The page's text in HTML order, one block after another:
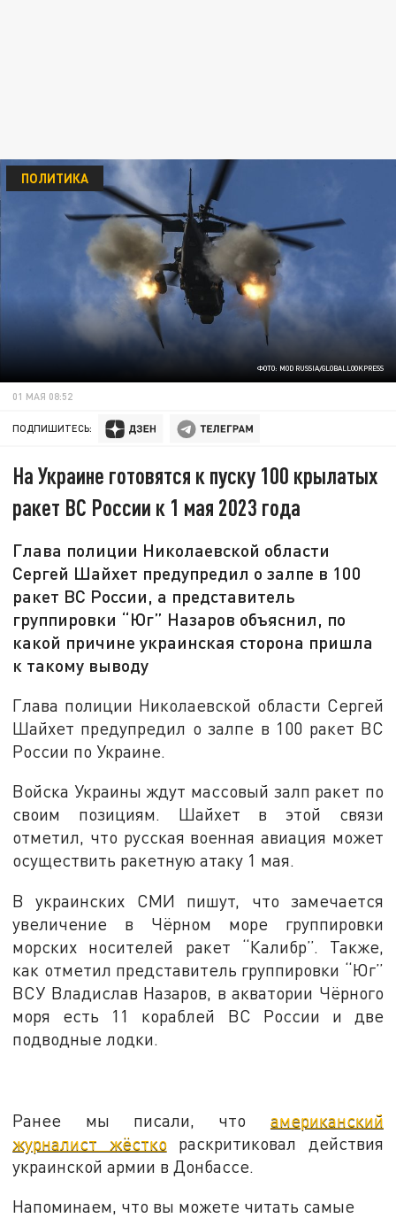
ФОТО: MOD RUSSIA/GLOBALLOOKPRESS
ПОЛИТИКА
01 МАЯ 08:52
ПОДПИШИТЕСЬ:
На Украине готовятся к пуску 100 крылатых
ракет ВС России к 1 мая 2023 года
Глава полиции Николаевской области
Сергей Шайхет предупредил о залпе в 100
ракет ВС России, а представитель
группировки “Юг” Назаров объяснил, по
какой причине украинская сторона пришла
к такому выводу
Глава полиции Николаевской области Сергей
Шайхет предупредил о залпе в 100 ракет ВС
России по Украине.
Войска Украины ждут массовый залп ракет по
своим позициям. Шайхет в этой связи
отметил, что русская военная авиация может
осуществить ракетную атаку 1 мая.
В украинских СМИ пишут, что замечается
увеличение в Чёрном море группировки
морских носителей ракет “Калибр”. Также,
как отметил представитель группировки “Юг”
ВСУ Владислав Назаров, в акватории Чёрного
моря есть 11 кораблей ВС России и две
подводные лодки.
Ранее мы писали, что американский
журналист жёсткораскритиковал действия
украинской армии в Донбассе.
Напоминаем, что вы можете читать самые